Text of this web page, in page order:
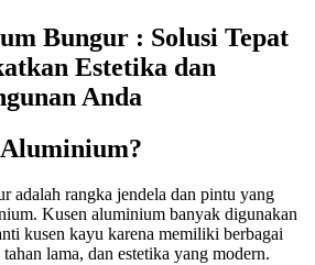
Bungur : Solusi Tepat
Estetika dan
Anda
adalah rangka jendela dan pintu yang
Kusen aluminium banyak digunakan
kusen kayu karena memiliki berbagai
lama, dan estetika yang modern.